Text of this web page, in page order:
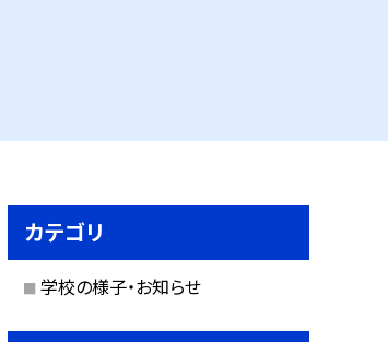
カテゴリ
学校の様子・お知らせ